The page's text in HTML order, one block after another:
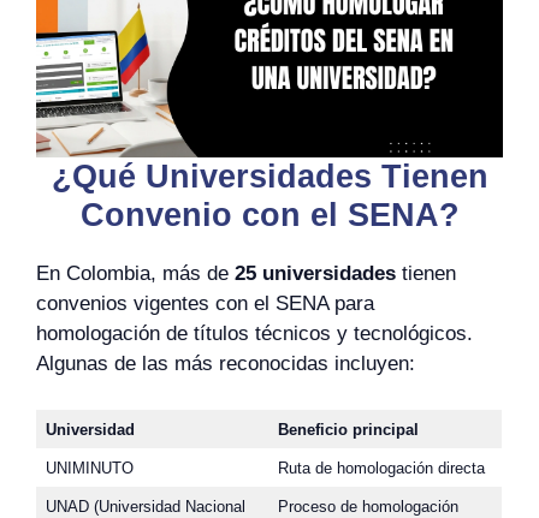
¿Qué Universidades Tienen
Convenio con el SENA?
En Colombia, más de 25 universidades tienen
convenios vigentes con el SENA para
homologación de títulos técnicos y tecnológicos.
Algunas de las más reconocidas incluyen:
Universidad Beneficio principal
UNIMINUTO Ruta de homologación directa
UNAD (Universidad Nacional
Proceso de homologación